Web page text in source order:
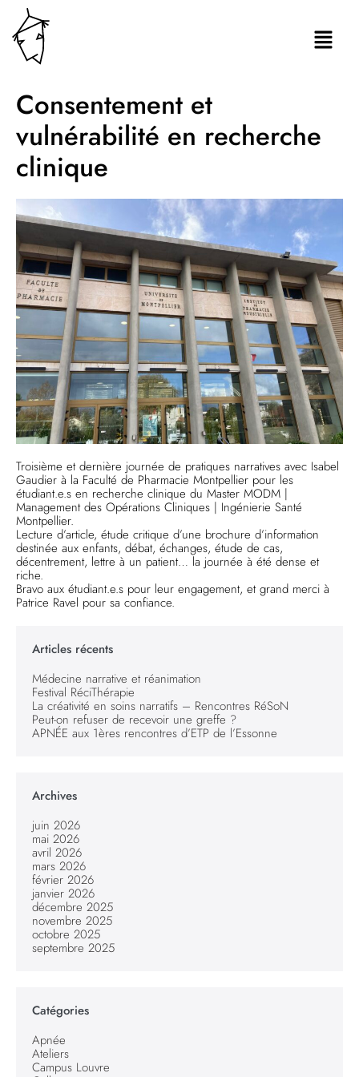
Consentement et
vulnérabilité en recherche
clinique
Troisième et dernière journée de pratiques narratives avec Isabel
Gaudier à la Faculté de Pharmacie Montpellier pour les
étudiant.e.s en recherche clinique du Master MODM |
Management des Opérations Cliniques | Ingénierie Santé
Montpellier.
Lecture d’article, étude critique d’une brochure d’information
destinée aux enfants, débat, échanges, étude de cas,
décentrement, lettre à un patient… la journée à été dense et
riche.
Bravo aux étudiant.e.s pour leur engagement, et grand merci à
Patrice Ravel pour sa confiance.
Articles récents
Médecine narrative et réanimation
Festival RéciThérapie
La créativité en soins narratifs – Rencontres RéSoN
Peut-on refuser de recevoir une greffe ?
APNÉE aux 1ères rencontres d’ETP de l’Essonne
Archives
juin 2026
mai 2026
avril 2026
mars 2026
février 2026
janvier 2026
décembre 2025
novembre 2025
octobre 2025
septembre 2025
Catégories
Apnée
Ateliers
Campus Louvre